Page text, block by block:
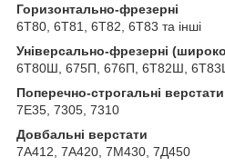
Горизонтально-фрезерні
6Т80, 6Т81, 6Т82, 6Т83 та інші
Універсально-фрезерні
6Т80Ш, 675П, 676П, 6Т82Ш,
Поперечно-строгальні верстати
7Е35, 7305, 7310
Довбальні верстати
7А412, 7А420, 7М430, 7Д450